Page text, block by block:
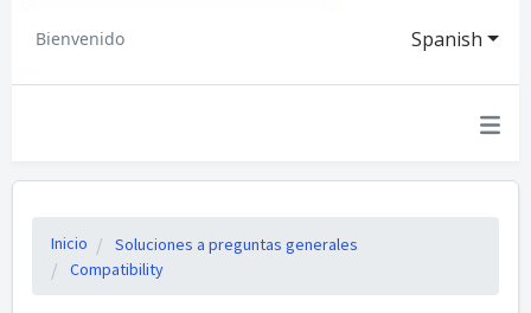
Spanish
Bienvenido
Inicio
Soluciones a preguntas generales
Compatibility